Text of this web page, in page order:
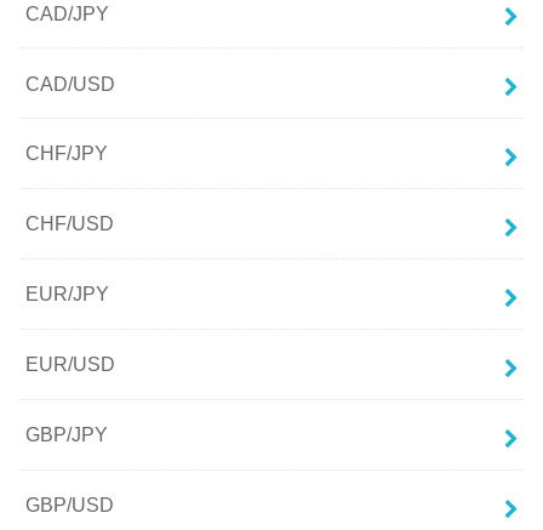
CAD/JPY
CAD/USD
CHF/JPY
CHF/USD
EUR/JPY
EUR/USD
GBP/JPY
GBP/USD